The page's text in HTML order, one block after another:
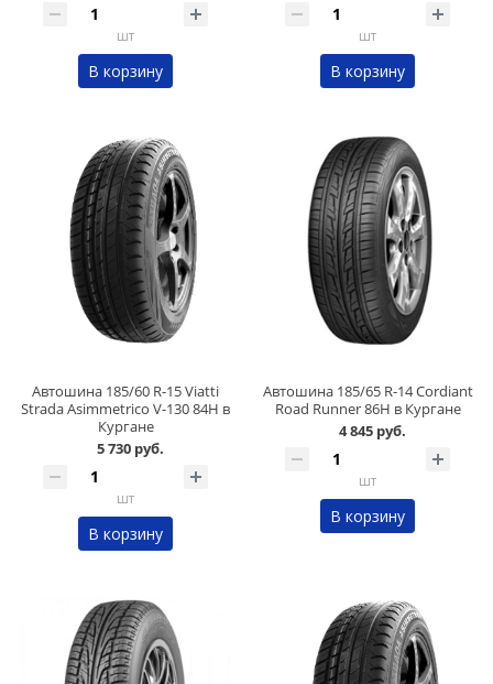
шт
В корзину
шт
В корзину
Автошина 185/60 R-15 Viatti
Strada Asimmetrico V-130 84H в
Кургане
5 730 руб.
шт
В корзину
Автошина 185/65 R-14 Cordiant
Road Runner 86H в Кургане
4 845 руб.
шт
В корзину